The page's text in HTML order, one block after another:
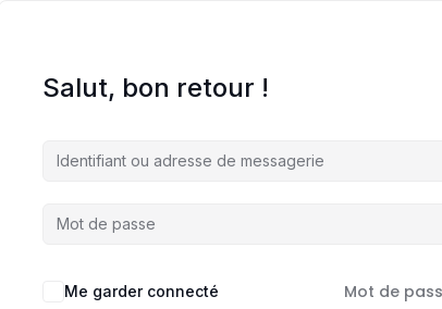
Salut, bon retour !
Me garder connecté Mot de